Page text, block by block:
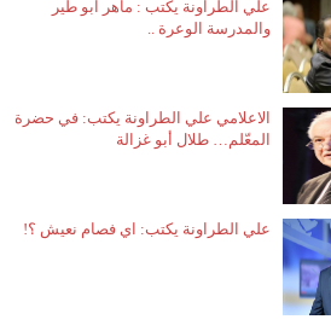
علي الطراونة يكتب : ماهر ابو طير
والمدرسة الوعرة ..
الاعلامي علي الطراونة يكتب: في حضرة
المعّلم… طلال أبو غزالة
علي الطراونة يكتب: اي فصام نعيش ؟!